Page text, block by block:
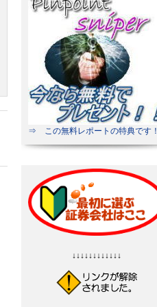
⇒ この無料レポートの特典です！
↓↓↓↓↓↓↓↓↓↓↓↓